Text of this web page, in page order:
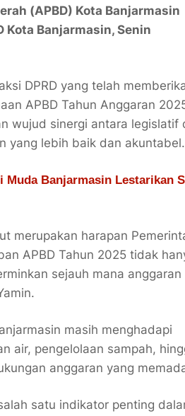
(APBD) Kota Banjarmasin
Kota Banjarmasin, Senin
DPRD yang telah
APBD Tahun Anggaran
wujud sinergi antara legislatif
yang lebih baik dan akuntabel.
Muda Banjarmasin Lestarikan
merupakan harapan
APBD Tahun 2025 tidak
sejauh mana
masih menghadapi
air, pengelolaan sampah,
anggaran yang
satu indikator penting